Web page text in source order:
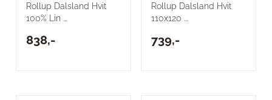
Rollup Dalsland Hvit
100% Lin ...
838,-
Rollup Dalsland Hvit
110x120 ...
739,-